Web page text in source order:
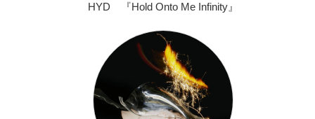
HYD 『Hold Onto Me Infinity』